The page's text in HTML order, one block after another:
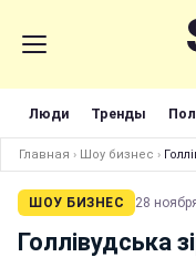
Люди Тренды
Главная › Шоу бизнес ›
ШОУ БИЗНЕС 28
Голлівудська